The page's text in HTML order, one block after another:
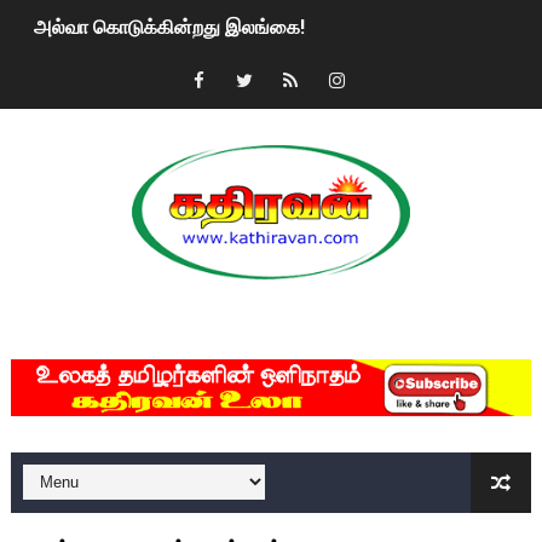
அல்வா கொடுக்கின்றது இலங்கை!
2ஆம் நாள் உக்ரைன் யுத்தம்!! எங்களைத் தனிமையில்
மகிந்த ராஜபக்சே பதவி விலக திட்டம்?
ரவுடி பேபிக்கு நடந்த தரமான சம்பவம்.. ஆபாச வீடியோக்களால்
குண்டை தூக்கிப்போட்ட ஆய்வு…. இந்தியாவின் “கோவிஷீல்டு”
யாழில் தமிழின தலைவர் பிரபாகரனின் பிறந்தநாளை
ஏர்போர்ட்டில் உதைத்த நபர் யார், என்ன நடந்தது?: உண்மையை
சீனா இலங்கையிடம் 8 மில்லியன் அமெரிக்க டொலர் நட்டஈடு